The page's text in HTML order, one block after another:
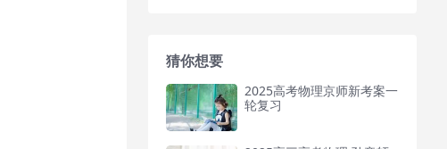
猜你想要
2025高考物理京师新考案一
轮复习